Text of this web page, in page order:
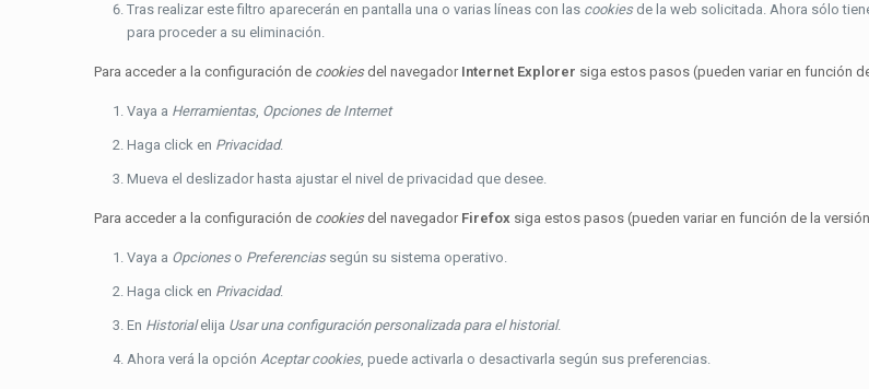
Tras realizar este filtro aparecerán en pantalla una o varias líneas con las cookiesde la web solicitada. Ahora sólo
para proceder a su eliminación.
Para acceder a la configuración de cookiesdel navegador Internet Explorer siga estos pasos (pueden variar en función
Vaya a Herramientas, Opciones de Internet
Haga click en Privacidad.
Mueva el deslizador hasta ajustar el nivel de privacidad que desee.
Para acceder a la configuración de cookiesdel navegador Firefox siga estos pasos (pueden variar en función de la
Vaya a Opcioneso Preferenciassegún su sistema operativo.
Haga click en Privacidad.
En Historialelija Usar una configuración personalizada para el historial.
Ahora verá la opciónAceptar cookies, puede activarla o desactivarla según sus preferencias.